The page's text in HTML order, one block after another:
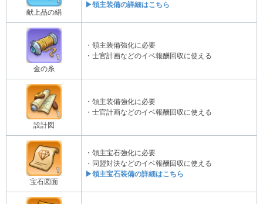
献上品の絹
▶領主装備の詳細はこちら
金の糸
・領主装備強化に必要
・士官計画などのイベ報酬回収に使える
設計図
・領主装備強化に必要
・士官計画などのイベ報酬回収に使える
宝石図面
・領主宝石強化に必要
・同盟対決などのイベ報酬回収に使える
▶領主宝石装備の詳細はこちら